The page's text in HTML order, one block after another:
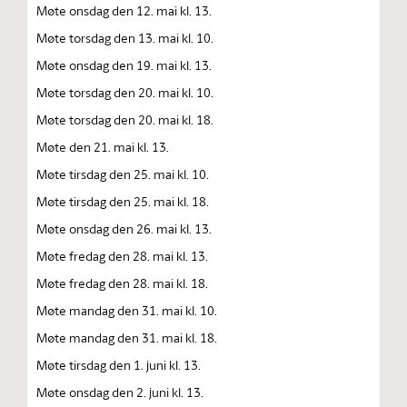
Møte onsdag den 12. mai kl. 13.
Møte torsdag den 13. mai kl. 10.
Møte onsdag den 19. mai kl. 13.
Møte torsdag den 20. mai kl. 10.
Møte torsdag den 20. mai kl. 18.
Møte den 21. mai kl. 13.
Møte tirsdag den 25. mai kl. 10.
Møte tirsdag den 25. mai kl. 18.
Møte onsdag den 26. mai kl. 13.
Møte fredag den 28. mai kl. 13.
Møte fredag den 28. mai kl. 18.
Møte mandag den 31. mai kl. 10.
Møte mandag den 31. mai kl. 18.
Møte tirsdag den 1. juni kl. 13.
Møte onsdag den 2. juni kl. 13.